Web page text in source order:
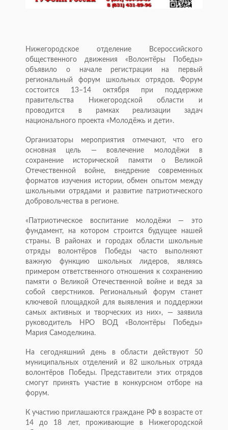
Нижегородское отделение Всероссийского
общественного движения «Волонтёры Победы»
объявило о начале регистрации на первый
региональный форум школьных отрядов. Форум
состоится 13–14 октября при поддержке
правительства Нижегородской области и
проводится в рамках реализации задач
национального проекта «Молодёжь и дети».
Организаторы мероприятия отмечают, что его
основная цель — вовлечение молодёжи в
сохранение исторической памяти о Великой
Отечественной войне, внедрение современных
форматов изучения истории, обмен опытом между
школьными отрядами и развитие патриотического
добровольчества в регионе.
«Патриотическое воспитание молодёжи — это
фундамент, на котором строится будущее нашей
страны. В районах и городах области школьные
отряды волонтёров Победы часто выполняют
важную функцию школьных лидеров, являясь
примером ответственного отношения к сохранению
памяти о Великой Отечественной войне и ведя за
собой сверстников. Региональный форум станет
ключевой площадкой для выявления и поддержки
самых активных и творческих из них», — заявила
руководитель НРО ВОД «Волонтёры Победы»
Мария Самоделкина.
На сегодняшний день в области действуют 50
муниципальных отделений и 82 школьных отряда
волонтёров Победы. Представители этих отрядов
смогут принять участие в конкурсном отборе на
форум.
К участию приглашаются граждане РФ в возрасте от
14 до 18 лет, проживающие в Нижегородской